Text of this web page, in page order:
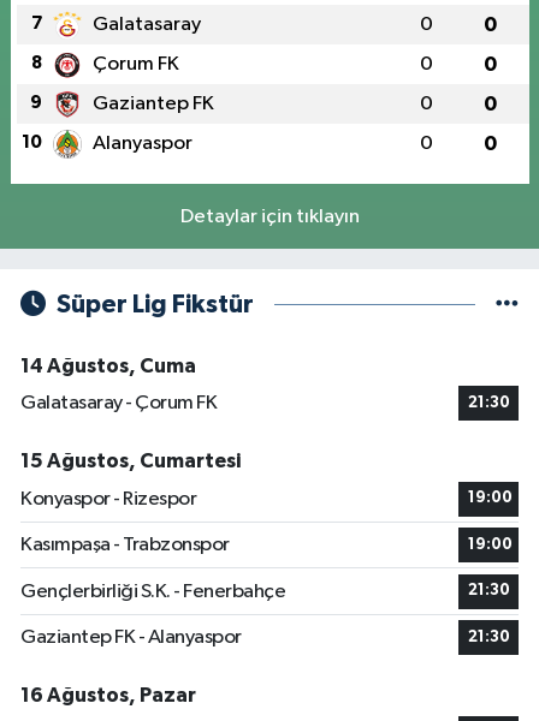
7 Galatasaray 0 0
8 Çorum FK 0 0
9 Gaziantep FK 0 0
10 Alanyaspor 0 0
Detaylar için tıklayın
Süper Lig Fikstür
14 Ağustos, Cuma
Galatasaray - Çorum FK
21:30
15 Ağustos, Cumartesi
Konyaspor - Rizespor
19:00
Kasımpaşa - Trabzonspor 19:00
Gençlerbirliği S.K. - Fenerbahçe 21:30
Gaziantep FK - Alanyaspor 21:30
16 Ağustos, Pazar